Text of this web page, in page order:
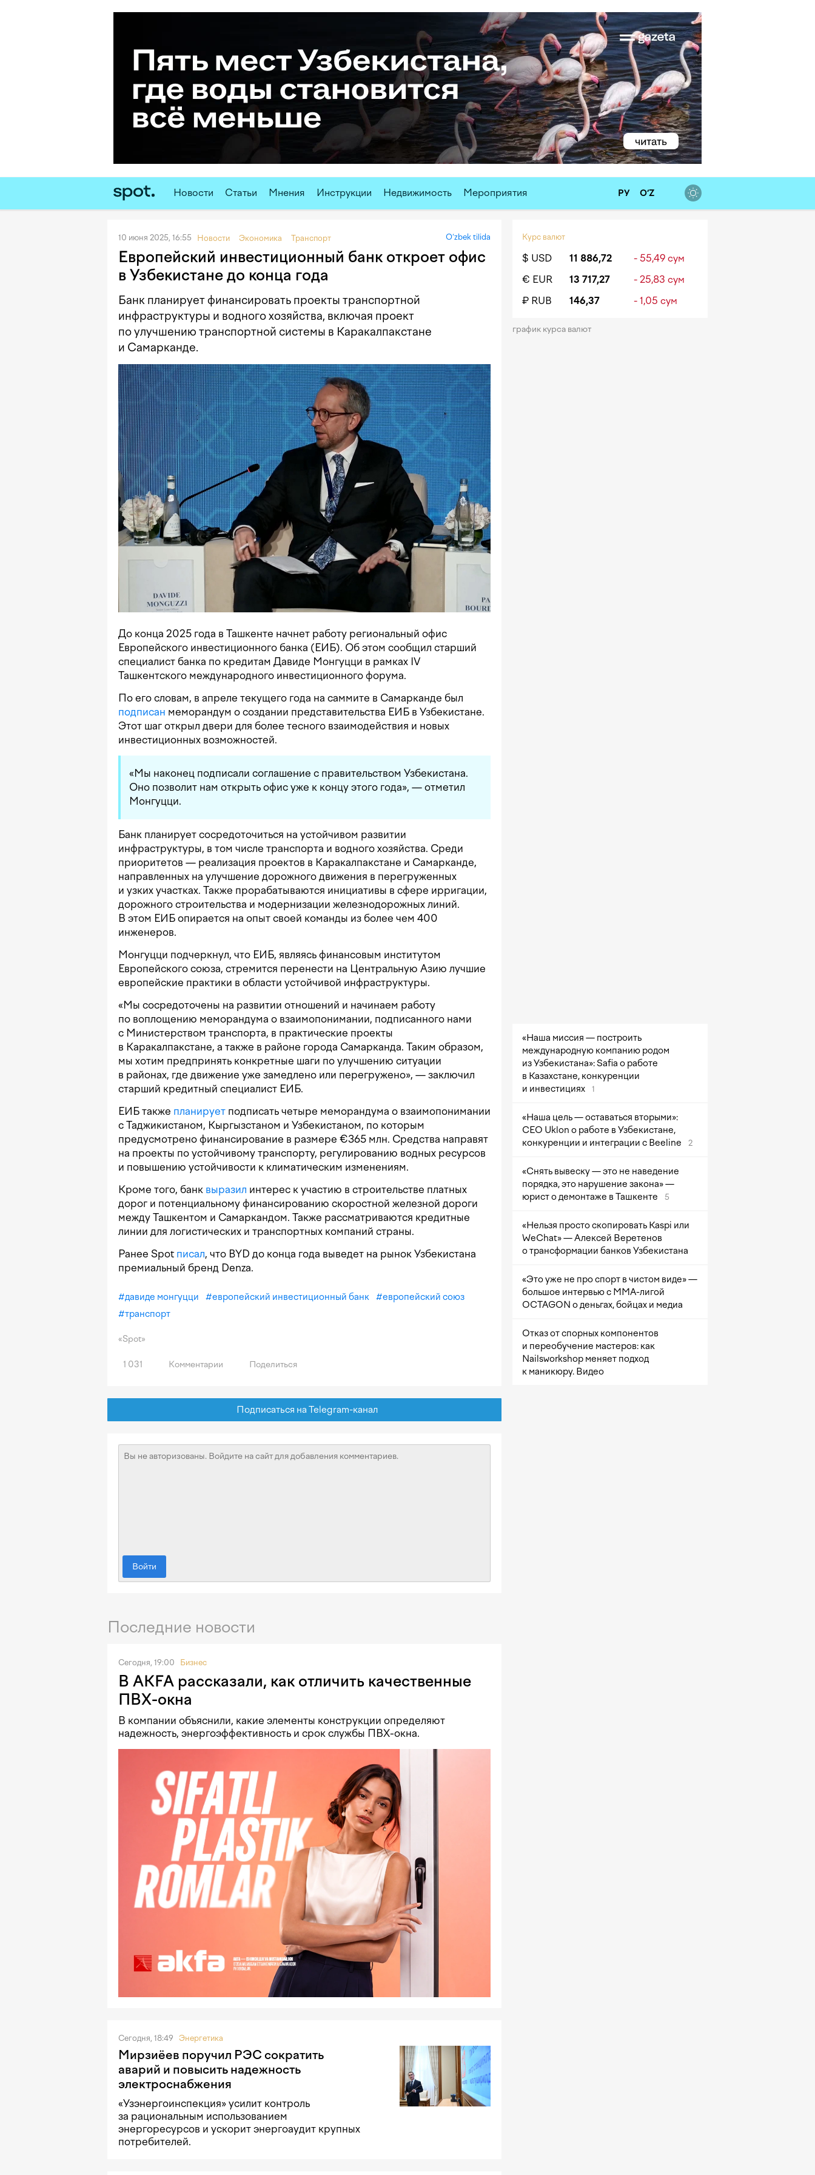
Новости Статьи Мнения Инструкции Недвижимость Мероприятия РУ O‘Z
10 июня 2025, 16:55 Новости Экономика Транспорт O‘zbek tilida
Европейский инвестиционный банк откроет офис
в Узбекистане до конца года
Банк планирует финансировать проекты транспортной
инфраструктуры и водного хозяйства, включая проект
по улучшению транспортной системы в Каракалпакстане
и Самарканде.
До конца 2025 года в Ташкенте начнет работу региональный офис
Европейского инвестиционного банка (ЕИБ). Об этом сообщил старший
специалист банка по кредитам Давиде Монгуцци в рамках IV
Ташкентского международного инвестиционного форума.
По его словам, в апреле текущего года на саммите в Самарканде был
подписан меморандум о создании представительства ЕИБ в Узбекистане.
Этот шаг открыл двери для более тесного взаимодействия и новых
инвестиционных возможностей.
«Мы наконец подписали соглашение с правительством Узбекистана.
Оно позволит нам открыть офис уже к концу этого года», — отметил
Монгуцци.
Банк планирует сосредоточиться на устойчивом развитии
инфраструктуры, в том числе транспорта и водного хозяйства. Среди
приоритетов — реализация проектов в Каракалпакстане и Самарканде,
направленных на улучшение дорожного движения в перегруженных
и узких участках. Также прорабатываются инициативы в сфере ирригации,
дорожного строительства и модернизации железнодорожных линий.
В этом ЕИБ опирается на опыт своей команды из более чем 400
инженеров.
Монгуцци подчеркнул, что ЕИБ, являясь финансовым институтом
Европейского союза, стремится перенести на Центральную Азию лучшие
европейские практики в области устойчивой инфраструктуры.
«Мы сосредоточены на развитии отношений и начинаем работу
по воплощению меморандума о взаимопонимании, подписанного нами
с Министерством транспорта, в практические проекты
в Каракалпакстане, а также в районе города Самарканда. Таким образом,
мы хотим предпринять конкретные шаги по улучшению ситуации
в районах, где движение уже замедлено или перегружено», — заключил
старший кредитный специалист ЕИБ.
ЕИБ также планирует подписать четыре меморандума о взаимопонимании
с Таджикистаном, Кыргызстаном и Узбекистаном, по которым
предусмотрено финансирование в размере €365 млн. Средства направят
на проекты по устойчивому транспорту, регулированию водных ресурсов
и повышению устойчивости к климатическим изменениям.
Кроме того, банк выразил интерес к участию в строительстве платных
дорог и потенциальному финансированию скоростной железной дороги
между Ташкентом и Самаркандом. Также рассматриваются кредитные
линии для логистических и транспортных компаний страны.
Ранее Spot писал, что BYD до конца года выведет на рынок Узбекистана
премиальный бренд Denza.
#давиде монгуцци #европейский инвестиционный банк #европейский союз
#транспорт
«Spot»
1 031 Комментарии Поделиться
Подписаться на Telegram-канал
Войти
Последние новости
Сегодня, 19:00 Бизнес
В AKFA рассказали, как отличить качественные
ПВХ-окна
В компании объяснили, какие элементы конструкции определяют
надежность, энергоэффективность и срок службы ПВХ-окна.
Сегодня, 18:49 Энергетика
Мирзиёев поручил РЭС сократить
аварий и повысить надежность
электроснабжения
«Узэнергоинспекция» усилит контроль
за рациональным использованием
энергоресурсов и ускорит энергоаудит крупных
потребителей.
Курс валют
$ USD 11 886,72
- 55,49 сум
€ EUR
13 717,27
- 25,83 сум
₽ RUB
146,37 - 1,05 сум
график курса валют
«Наша миссия — построить
международную компанию родом
из Узбекистана»: Safia о работе
в Казахстане, конкуренции
и инвестициях
1
«Наша цель — оставаться вторыми»:
CEO Uklon о работе в Узбекистане,
конкуренции и интеграции с Beeline
2
«Снять вывеску — это не наведение
порядка, это нарушение закона» —
юрист о демонтаже в Ташкенте
5
«Нельзя просто скопировать Kaspi или
WeChat» — Алексей Веретенов
о трансформации банков Узбекистана
«Это уже не про спорт в чистом виде» —
большое интервью с ММА-лигой
OCTAGON о деньгах, бойцах и медиа
Отказ от спорных компонентов
и переобучение мастеров: как
Nailsworkshop меняет подход
к маникюру. Видео